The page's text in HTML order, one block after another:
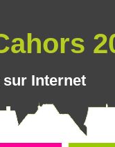
sur Internet